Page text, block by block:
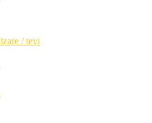
/ tevi